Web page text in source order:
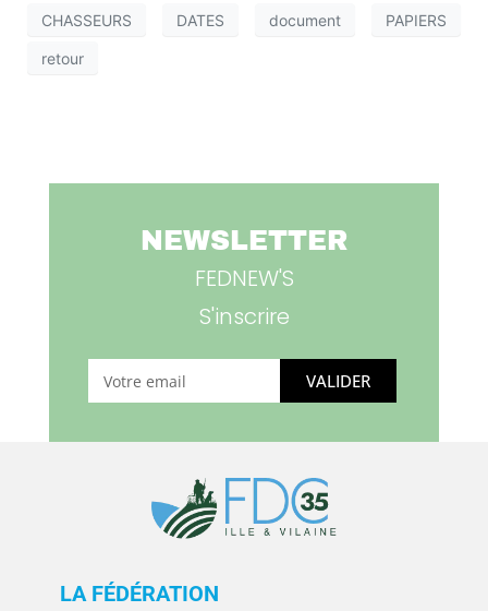
CHASSEURS DATES document PAPIERS
retour
NEWSLETTER
FEDNEW'S
S'inscrire
VALIDER
LA FÉDÉRATION